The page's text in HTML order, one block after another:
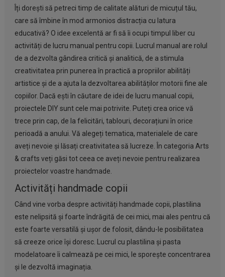
Îți dorești să petreci timp de calitate alături de micuțul tău,
care să îmbine în mod armonios distracția cu latura
educativă? O idee excelentă ar fi să îi ocupi timpul liber cu
activități de lucru manual pentru copii. Lucrul manual are rolul
de a dezvolta gândirea critică și analitică, de a stimula
creativitatea prin punerea în practică a propriilor abilități
artistice și de a ajuta la dezvoltarea abilităților motorii fine ale
copiilor. Dacă ești în căutare de idei de lucru manual copii,
proiectele DIY sunt cele mai potrivite. Puteți crea orice vă
trece prin cap, de la felicitări, tablouri, decorațiuni în orice
perioadă a anului. Vă alegeți tematica, materialele de care
aveți nevoie și lăsați creativitatea să lucreze. În categoria Arts
& crafts veți găsi tot ceea ce aveți nevoie pentru realizarea
proiectelor voastre handmade.
Activități handmade copii
Când vine vorba despre activități handmade copii, plastilina
este nelipsită și foarte îndrăgită de cei mici, mai ales pentru că
este foarte versatilă și ușor de folosit, dându-le posibilitatea
să creeze orice își doresc. Lucrul cu plastilina și pasta
modelatoare îi calmează pe cei mici, le sporește concentrarea
și le dezvoltă imaginația.